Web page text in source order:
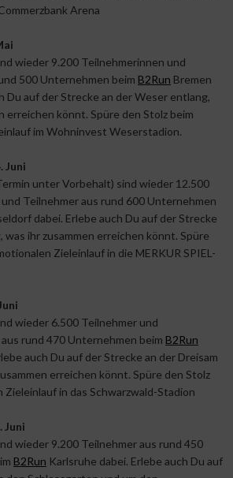
Arena
wieder 9.200 Teilnehmerinnen und
500 Unternehmen beim B2Run Bremen
Du auf der Strecke an der Weser entlang,
erreichen könnt. Spüre den Stolz beim
im Wohninvest Weserstadion.
Juni
unter Vorbehalt) sind wieder 12.500
Teilnehmer aus rund 600 Unternehmen
dabei. Erlebe auch Du auf der Strecke
was ihr zusammen erreichen könnt. Spüre
Zieleinlauf in die MERKUR SPIEL-
wieder 6.500 Teilnehmer und
rund 470 Unternehmen beim B2Run
auch Du auf der Strecke an der Dreisam
erreichen könnt. Spüre den Stolz
Zieleinlauf in das Schwarzwald-Stadion
Juni
wieder 9.200 Teilnehmer aus rund 450
B2Run Karlsruhe dabei. Erlebe auch Du auf